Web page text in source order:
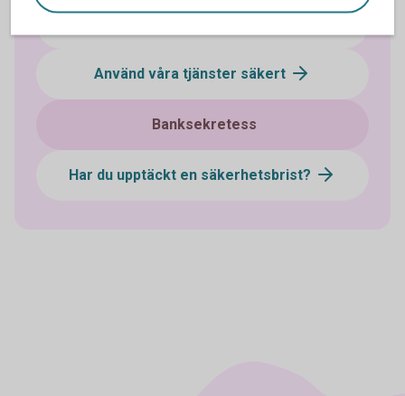
Använd våra tjänster säkert
Banksekretess
Har du upptäckt en säkerhetsbrist?